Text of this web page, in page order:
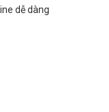
dễ dàng